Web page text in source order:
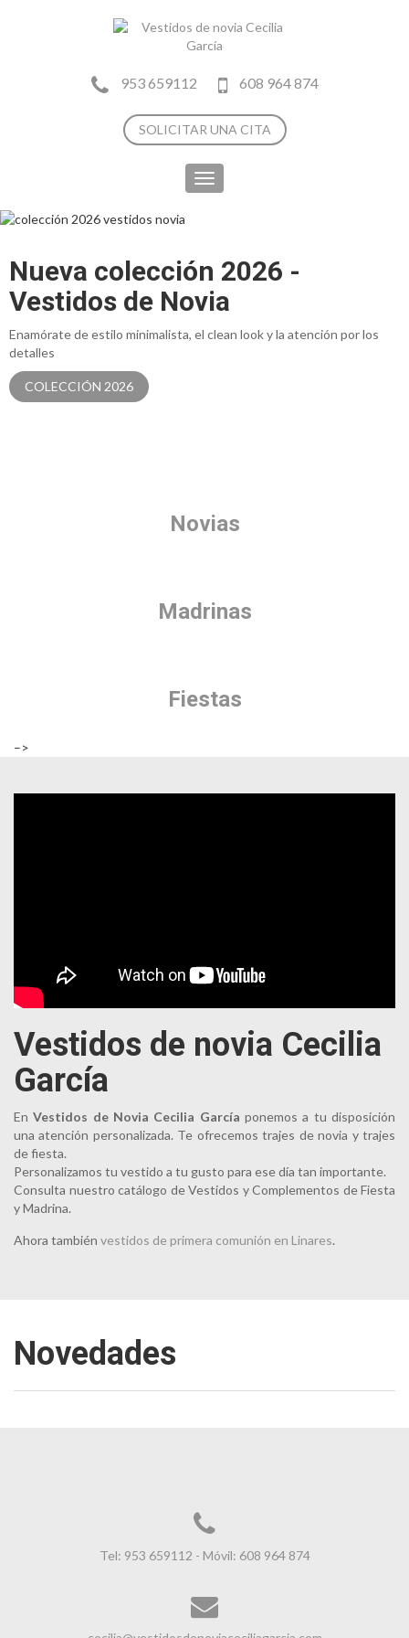
953 659112 608 964 874
SOLICITAR UNA CITA
Toggle
navigation
Nueva colección 2026 -
Vestidos de Novia
Enamórate de estilo minimalista, el clean look y la atención por los
detalles
COLECCIÓN 2026
Novias
Madrinas
Fiestas
–>
Vestidos de novia Cecilia
García
EnVestidos de Novia Cecilia García ponemos a tu disposición
una atención personalizada. Te ofrecemos trajes de novia y trajes
de fiesta.
Personalizamos tu vestido a tu gusto para ese día tan importante.
Consulta nuestro catálogo de Vestidos y Complementos de Fiesta
y Madrina.
Ahora también vestidos de primera comunión en Linares.
Novedades
Tel: 953 659112 - Móvil: 608 964 874